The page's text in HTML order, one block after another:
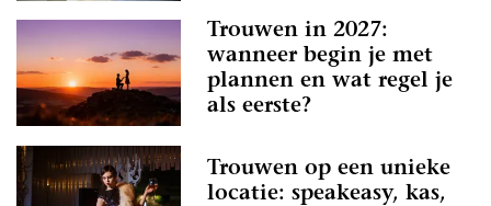
Trouwen in 2027:
wanneer begin je met
plannen en wat regel je
als eerste?
Trouwen op een unieke
locatie: speakeasy, kas,